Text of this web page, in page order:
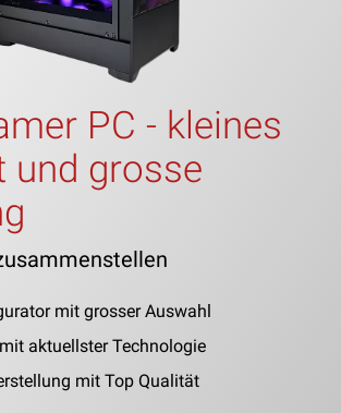
PC - kleines
und grosse
mit grosser Auswahl
aktuellster Technologie
mit Top Qualität